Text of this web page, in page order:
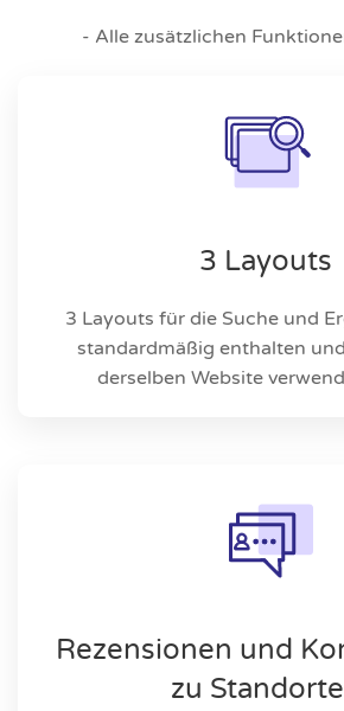
- Alle zusätzlichen
3 Layouts
3 Layouts für die Suche und
standardmäßig enthalten
derselben Website
Rezensionen und
zu